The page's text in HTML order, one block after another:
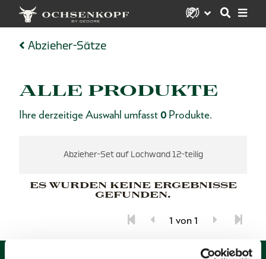
Abzieher-Sätze
ALLE PRODUKTE
Ihre derzeitige Auswahl umfasst 0 Produkte.
Abzieher-Set auf Lochwand 12-teilig
ES WURDEN KEINE ERGEBNISSE
GEFUNDEN.
1 von 1